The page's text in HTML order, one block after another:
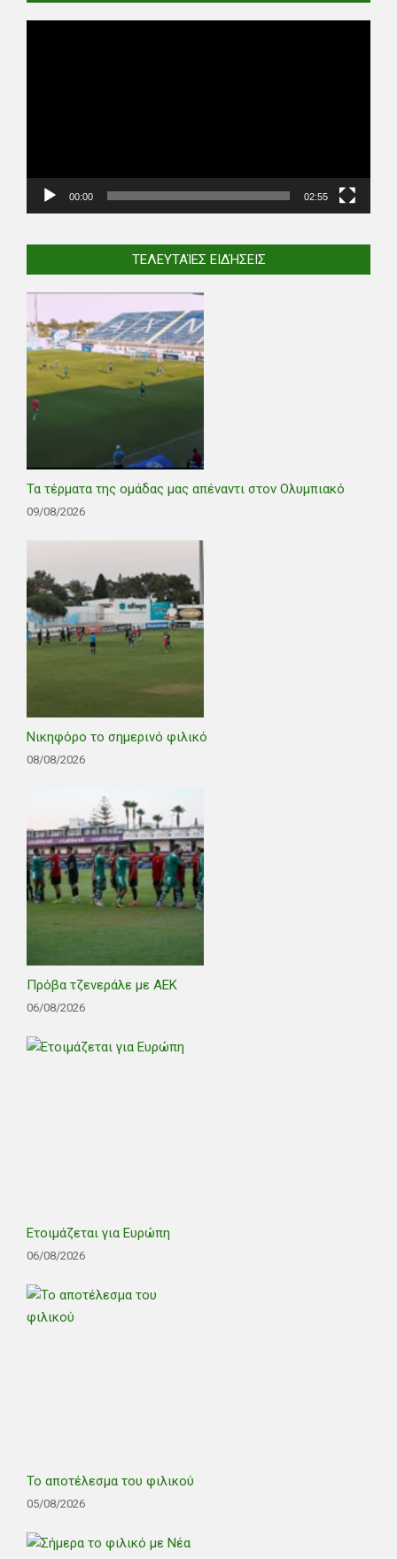
00:00 02:55
ΤΕΛΕΥΤΑΊΕΣ ΕΙΔΉΣΕΙΣ
Τα τέρματα της ομάδας μας απέναντι στον Ολυμπιακό
09/08/2026
Νικηφόρο το σημερινό φιλικό
08/08/2026
Πρόβα τζενεράλε με ΑΕΚ
06/08/2026
Ετοιμάζεται για Ευρώπη
06/08/2026
Το αποτέλεσμα του φιλικού
05/08/2026